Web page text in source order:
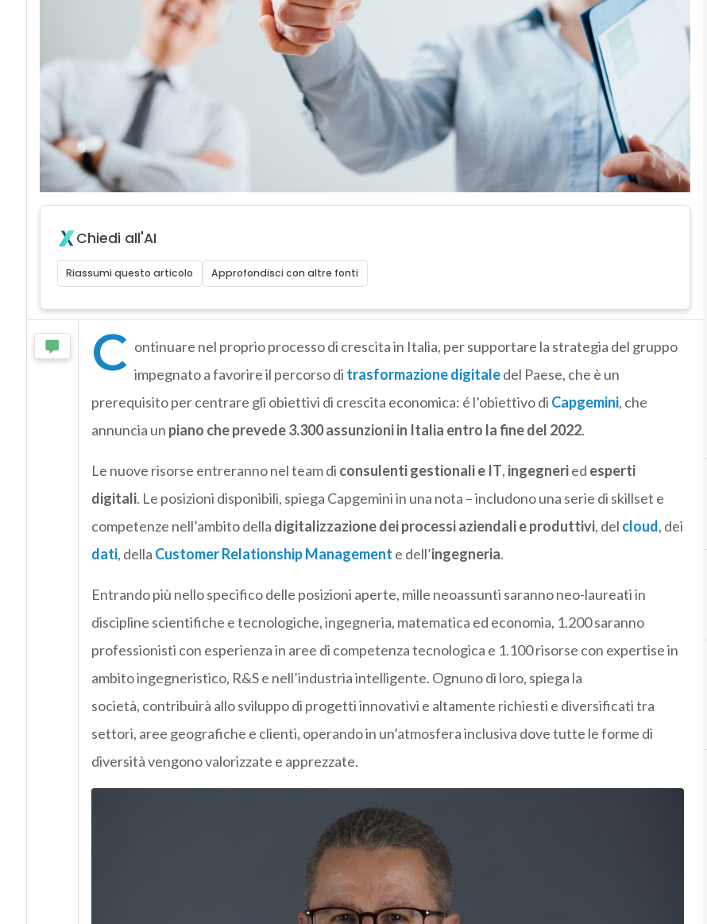
Chiedi all'AI
Riassumi questo articolo Approfondisci con altre fonti
C ontinuare nel proprio processo di crescita in Italia, per supportare la strategia del gruppo
impegnato a favorire il percorso di trasformazione digitaledel Paese, che è un
prerequisito per centrare gli obiettivi di crescita economica: é l’obiettivo di Capgemini, che
annuncia un piano che prevede 3.300 assunzioni in Italia entro la fine del 2022.
Le nuove risorse entreranno nel team di consulenti gestionali e IT, ingegneried esperti
digitali. Le posizioni disponibili, spiega Capgemini in una nota – includono una serie di skillset e
competenze nell’ambito della digitalizzazione dei processi aziendali e produttivi, del cloud, dei
dati, della Customer Relationship Management e dell’ingegneria.
Entrando più nello specifico delle posizioni aperte, mille neoassunti saranno neo-laureati in
discipline scientifiche e tecnologiche, ingegneria, matematica ed economia, 1.200 saranno
professionisti con esperienza in aree di competenza tecnologica e 1.100 risorse con expertise in
ambito ingegneristico, R&S e nell’industria intelligente. Ognuno di loro, spiega la
società, contribuirà allo sviluppo di progetti innovativi e altamente richiesti e diversificati tra
settori, aree geografiche e clienti, operando in un’atmosfera inclusiva dove tutte le forme di
diversità vengono valorizzate e apprezzate.